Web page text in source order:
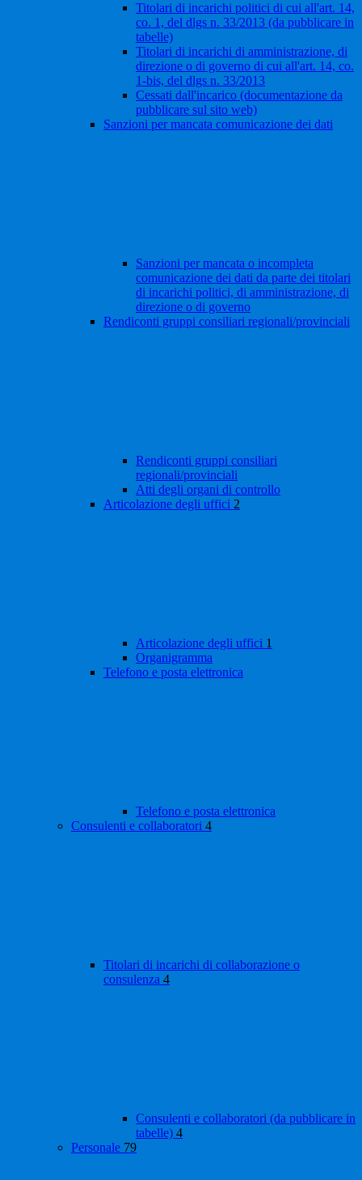
Titolari di incarichi politici di cui all'art. 14,
co. 1, del dlgs n. 33/2013 (da pubblicare in
tabelle)
Titolari di incarichi di amministrazione, di
direzione o di governo di cui all'art. 14, co.
1-bis, del dlgs n. 33/2013
Cessati dall'incarico (documentazione da
pubblicare sul sito web)
Sanzioni per mancata comunicazione dei dati
Sanzioni per mancata o incompleta
comunicazione dei dati da parte dei titolari
di incarichi politici, di amministrazione, di
direzione o di governo
Rendiconti gruppi consiliari regionali/provinciali
Rendiconti gruppi consiliari
regionali/provinciali
Atti degli organi di controllo
Articolazione degli uffici 2
Articolazione degli uffici 1
Organigramma
Telefono e posta elettronica
Telefono e posta elettronica
Consulenti e collaboratori 4
Titolari di incarichi di collaborazione o
consulenza 4
Consulenti e collaboratori (da pubblicare in
tabelle) 4
Personale 79